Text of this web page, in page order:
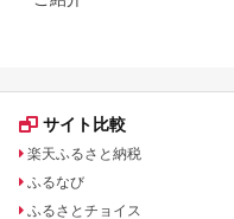
サイト比較
楽天ふるさと納税
ふるなび
ふるさとチョイス